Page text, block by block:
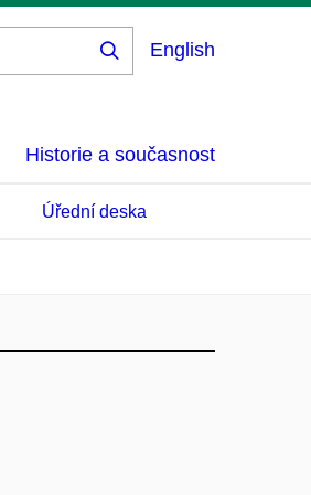
English
Historie a současnost
Úřední deska